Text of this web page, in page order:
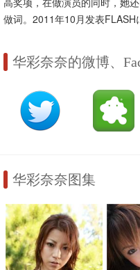
做词。2011年10月发表FLASH
华彩奈奈的微博、
华彩奈奈图集